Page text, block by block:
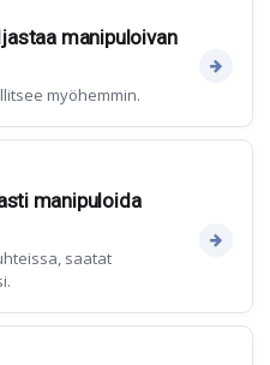
manipuloivan
myöhemmin.
manipuloida
saatat